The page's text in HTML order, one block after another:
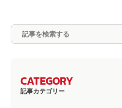
CATEGORY
記事カテゴリー